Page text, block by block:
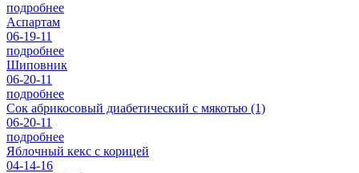
подробнее
Аспартам
06-19-11
подробнее
Шиповник
06-20-11
подробнее
Сок абрикосовый диабетический с мякотью (1)
06-20-11
подробнее
Яблочный кекс с корицей
04-14-16